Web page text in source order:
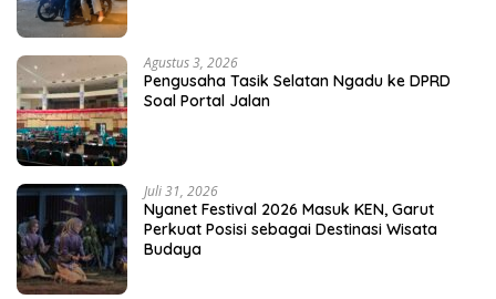
Agustus 3, 2026
Pengusaha Tasik Selatan Ngadu ke DPRD
Soal Portal Jalan
Juli 31, 2026
Nyanet Festival 2026 Masuk KEN, Garut
Perkuat Posisi sebagai Destinasi Wisata
Budaya